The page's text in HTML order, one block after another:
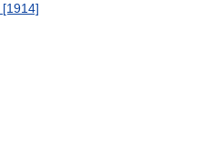
[1914]